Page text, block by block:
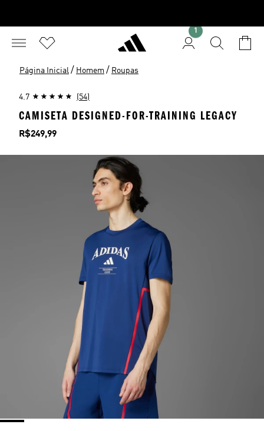
1
Página Inicial / Homem / Roupas
4.7 (54)
CAMISETA DESIGNED-FOR-TRAINING LEGACY
Preço
R$249,99